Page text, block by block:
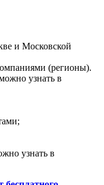
и Московской
(регионы).
узнать в
узнать в